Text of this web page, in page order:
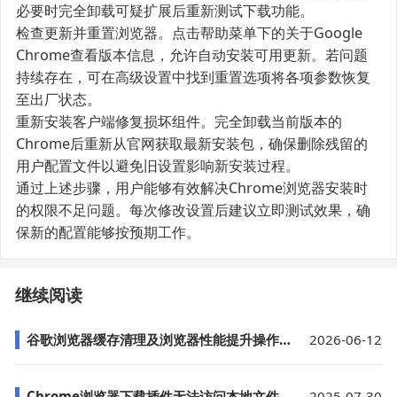
必要时完全卸载可疑扩展后重新测试下载功能。
检查更新并重置浏览器。点击帮助菜单下的关于Google
Chrome查看版本信息，允许自动安装可用更新。若问题
持续存在，可在高级设置中找到重置选项将各项参数恢复
至出厂状态。
重新安装客户端修复损坏组件。完全卸载当前版本的
Chrome后重新从官网获取最新安装包，确保删除残留的
用户配置文件以避免旧设置影响新安装过程。
通过上述步骤，用户能够有效解决Chrome浏览器安装时
的权限不足问题。每次修改设置后建议立即测试效果，确
保新的配置能够按预期工作。
继续阅读
谷歌浏览器缓存清理及浏览器性能提升操作教程 2026-06-12